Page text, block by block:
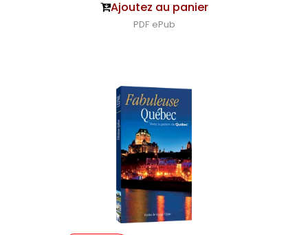
Ajoutez au panier
PDF ePub